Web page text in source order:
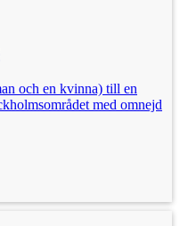
och en kvinna) till en
med omnejd